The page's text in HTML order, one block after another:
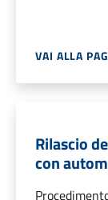
VAI ALLA
Rilascio
con